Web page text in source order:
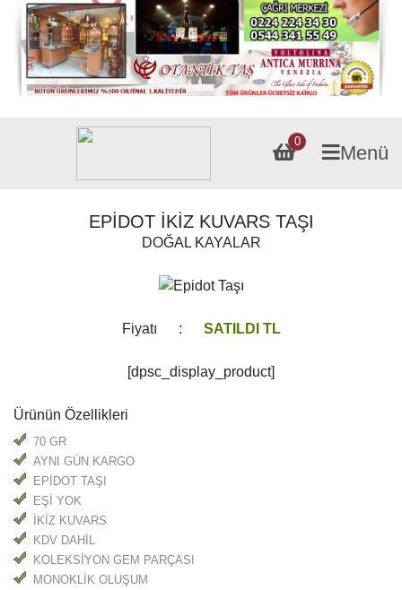
0
Menü
EPİDOT İKİZ KUVARS TAŞI
DOĞAL KAYALAR
Fiyatı : SATILDI TL
[dpsc_display_product]
Ürünün Özellikleri
70 GR
AYNI GÜN KARGO
EPİDOT TAŞI
EŞİ YOK
İKİZ KUVARS
KDV DAHİL
KOLEKSİYON GEM PARÇASI
MONOKLİK OLUŞUM